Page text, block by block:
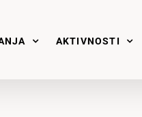
AKTIVNOSTI